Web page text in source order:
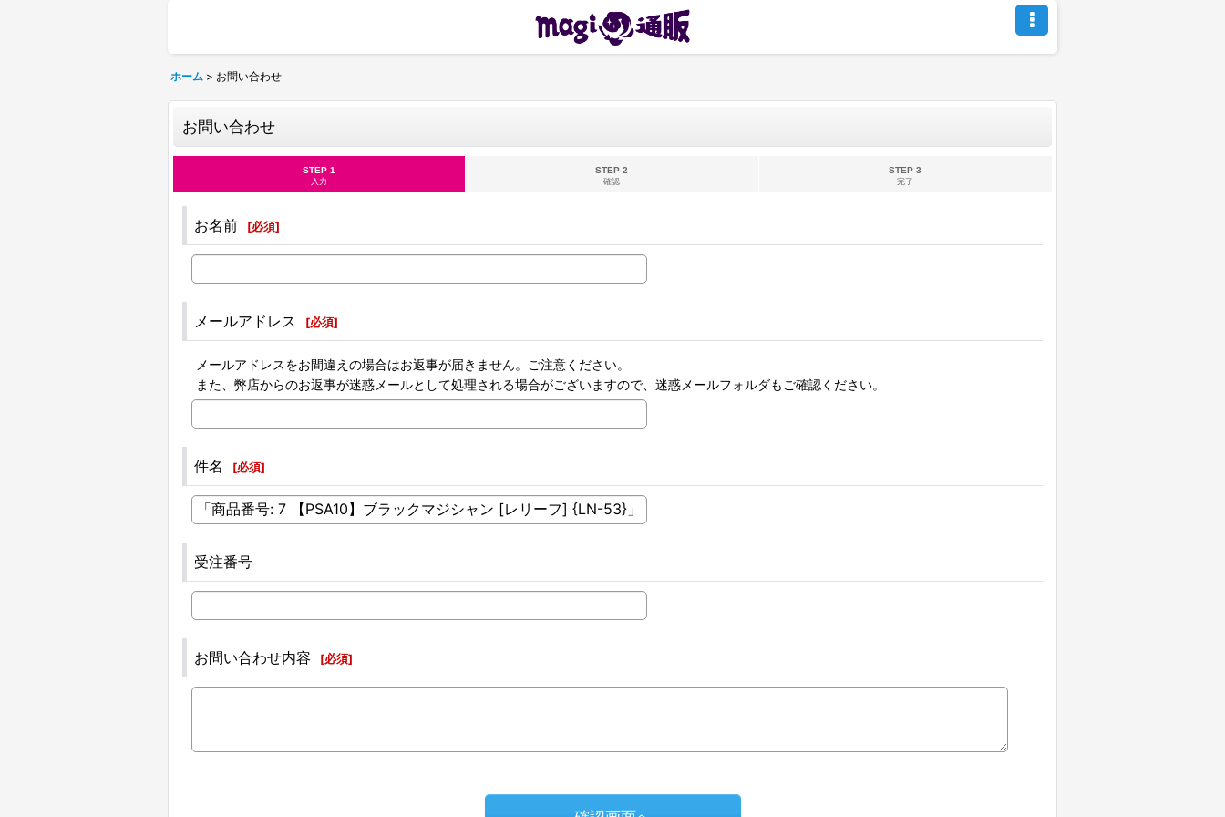
ホーム > お問い合わせ
お問い合わせ
STEP 1
入力
STEP 2
確認
STEP 3
完了
お名前 [必須]
メールアドレス [必須]
メールアドレスをお間違えの場合はお返事が届きません。ご注意ください。
また、弊店からのお返事が迷惑メールとして処理される場合がございますので、迷惑メールフォルダもご確認ください。
件名 [必須]
受注番号
お問い合わせ内容 [必須]